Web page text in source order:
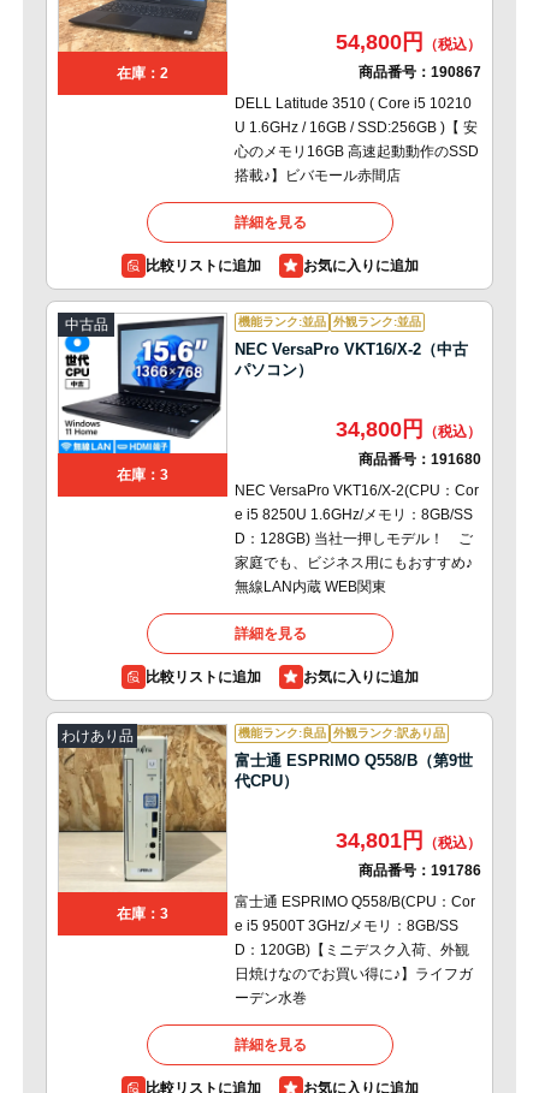
在庫：2
54,800円
商品番号： 190867
DELL Latitude 3510 ( Core i5 10210
U 1.6GHz / 16GB / SSD:256GB )【 安
心のメモリ16GB 高速起動動作のSSD
搭載♪】ビバモール赤間店
詳細を見る
比較リストに追加
中古品
在庫：3
機能ランク:並品 外観ランク:並品
NEC VersaPro VKT16/X-2（中古
パソコン）
34,800円
商品番号： 191680
NEC VersaPro VKT16/X-2(CPU：Cor
e i5 8250U 1.6GHz/メモリ：8GB/SS
D：128GB) 当社一押しモデル！ ご
家庭でも、ビジネス用にもおすすめ♪
無線LAN内蔵 WEB関東
詳細を見る
比較リストに追加
わけあり品
在庫：3
機能ランク:良品 外観ランク:訳あり品
富士通 ESPRIMO Q558/B（第9世
代CPU）
34,801円
商品番号： 191786
富士通 ESPRIMO Q558/B(CPU：Cor
e i5 9500T 3GHz/メモリ：8GB/SS
D：120GB)【ミニデスク入荷、外観
日焼けなのでお買い得に♪】ライフガ
ーデン水巻
詳細を見る
比較リストに追加